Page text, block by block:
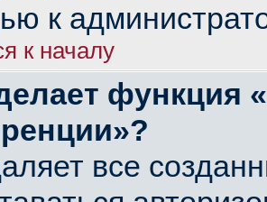
к
к началу
функция
все